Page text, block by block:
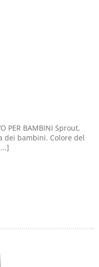
PER BAMBINI Sprout,
dei bambini. Colore del